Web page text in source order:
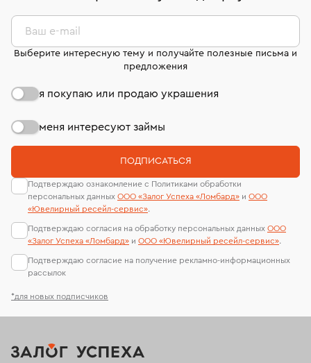
комиссионных украшений и часов смотрите на
странице«Возврат украшений»
лабораторий
*для новых подписчиков
Ваш e-mail
Выберите интересную тему и получайте полезные письма и
предложения
я покупаю или продаю украшения
меня интересуют займы
ПОДПИСАТЬСЯ
Подтверждаю ознакомление с Политиками обработки
персональных данных ООО «Залог Успеха «Ломбард» и ООО
«Ювелирный ресейл-сервиc».
Подтверждаю согласия на обработку персональных данных ООО
«Залог Успеха «Ломбард» и ООО «Ювелирный ресейл-сервиc».
Подтверждаю согласие на получение рекламно-информационных
рассылок